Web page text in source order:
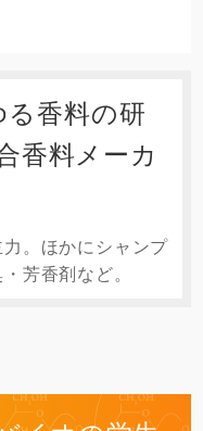
香料の研
香料メーカ
。ほかにシャンプ
芳香剤など。